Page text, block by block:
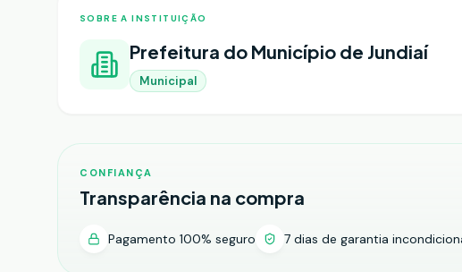
SOBRE A INSTITUIÇÃO
Prefeitura do Município de Jundiaí
Municipal
CONFIANÇA
Transparência na compra
Pagamento 100% seguro 7 dias de garantia